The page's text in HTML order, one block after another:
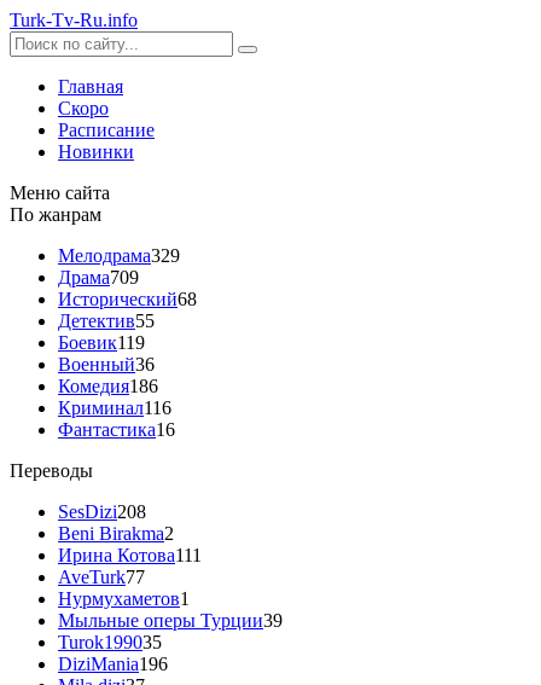
Turk-Tv-Ru.info
Главная
Скоро
Расписание
Новинки
Меню сайта
По жанрам
Мелодрама329
Драма709
Исторический68
Детектив55
Боевик119
Военный36
Комедия186
Криминал116
Фантастика16
Переводы
SesDizi208
Beni Birakma2
Ирина Котова111
AveTurk77
Нурмухаметов1
Мыльные оперы Турции39
Turok199035
DiziMania196